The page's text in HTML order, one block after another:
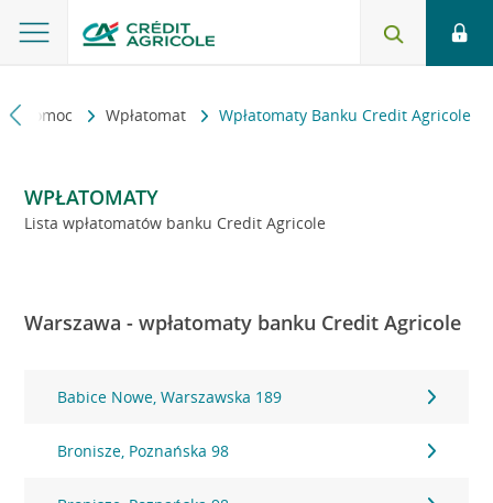
i pomoc Wpłatomat Wpłatomaty Banku Credit Agricole
WPŁATOMATY
Lista wpłatomatów banku Credit Agricole
Warszawa - wpłatomaty banku Credit Agricole
Babice Nowe, Warszawska 189
Bronisze, Poznańska 98